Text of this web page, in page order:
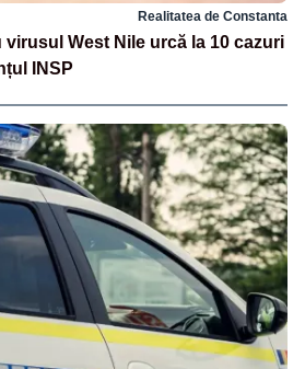
Realitatea de Constanta
West Nile urcă la 10 cazuri
INSP